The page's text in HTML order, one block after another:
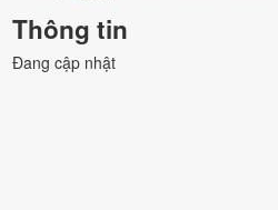
Thông tin
Đang cập nhật